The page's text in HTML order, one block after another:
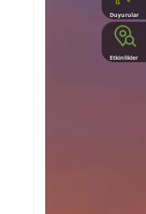
Duyurular
Etkinlikler